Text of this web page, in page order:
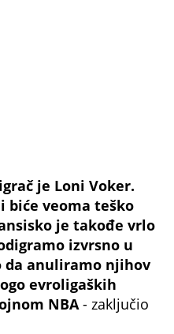
je Loni Voker.
biće veoma teško
je takođe vrlo
izvrsno u
anuliramo njihov
evroligaških
NBA - zaključio